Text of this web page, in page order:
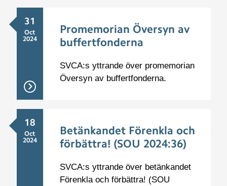
31
Oct
2024
Promemorian Översyn av
buffertfonderna
SVCA:s yttrande över promemorian
Översyn av buffertfonderna.
18
Oct
2024
Betänkandet Förenkla och
förbättra! (SOU 2024:36)
SVCA:s yttrande över betänkandet
Förenkla och förbättra! (SOU